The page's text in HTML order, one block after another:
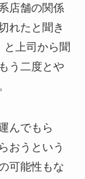
店舗の関係
れたと聞き
と上司から聞
う二度とや
んでもら
おうという
可能性もな